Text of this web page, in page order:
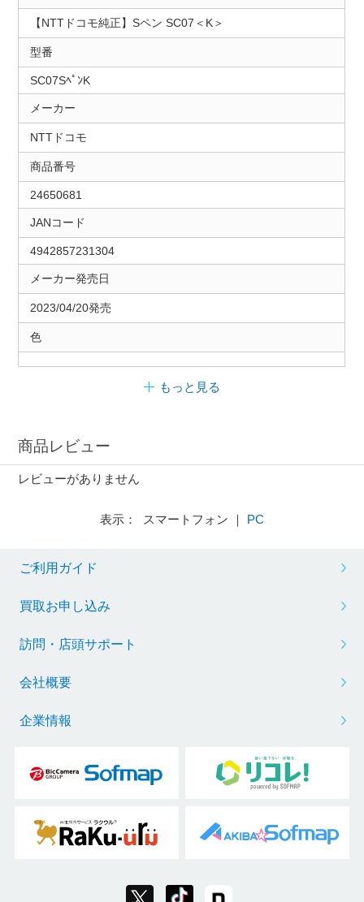
【NTTドコモ純正】Sペン SC07＜K＞
型番
SC07SﾍﾟﾝK
メーカー
NTTドコモ
商品番号
24650681
JANコード
4942857231304
メーカー発売日
2023/04/20発売
色
もっと見る
商品レビュー
レビューがありません
表示： スマートフォン ｜ PC
ご利用ガイド
買取お申し込み
訪問・店頭サポート
会社概要
企業情報